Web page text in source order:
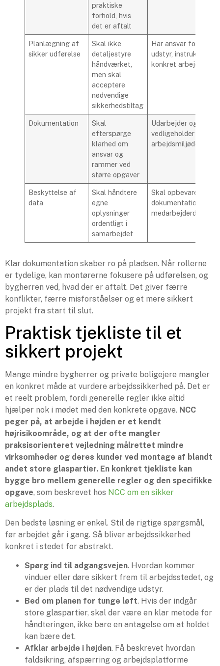
praktiske
forhold, hvis
det er aftalt
Planlægning af
sikker udførelse
Skal ikke
detaljestyre
håndværket,
men skal
acceptere
nødvendige
sikkerhedstiltag
Har ansvar for
udstyr, instruktion og
konkret
Dokumentation
Skal
efterspørge
klarhed om
ansvar og
rammer ved
større opgaver
Udarbejder og
vedligeholder
Beskyttelse af
data
Skal håndtere
egne
oplysninger
ordentligt i
samarbejdet
Skal opbevare
dokumentation og
medarbejderdata
Klar dokumentation skaber ro på pladsen. Når rollerne
er tydelige, kan montørerne fokusere på udførelsen, og
bygherren ved, hvad der er aftalt. Det giver færre
konflikter, færre misforståelser og et mere sikkert
projekt fra start til slut.
Praktisk tjekliste til et
sikkert projekt
Mange mindre bygherrer og private boligejere mangler
en konkret måde at vurdere arbejdssikkerhed på. Det er
et reelt problem, fordi generelle regler ikke altid
hjælper nok i mødet med den konkrete opgave. NCC
peger på, at arbejde i højden er et kendt
højrisikoområde, og at der ofte mangler
praksisorienteret vejledning målrettet mindre
virksomheder og deres kunder ved montage af blandt
andet store glaspartier. En konkret tjekliste kan
bygge bro mellem generelle regler og den specifikke
opgave, som beskrevet hos NCC om en sikker
arbejdsplads.
Den bedste løsning er enkel. Stil de rigtige spørgsmål,
før arbejdet går i gang. Så bliver arbejdssikkerhed
konkret i stedet for abstrakt.
Spørg ind til adgangsvejen. Hvordan kommer
vinduer eller døre sikkert frem til arbejdsstedet, og
er der plads til det nødvendige udstyr.
Bed om planen for tunge løft. Hvis der indgår
store glaspartier, skal der være en klar metode for
håndteringen, ikke bare en antagelse om at holdet
kan bære det.
Afklar arbejde i højden. Få beskrevet hvordan
faldsikring, afspærring og arbejdsplatforme